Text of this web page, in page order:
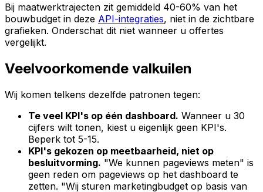
Bij maatwerktrajecten zit gemiddeld 40-60% van het
bouwbudget in deze API-integraties, niet in de zichtbare
grafieken. Onderschat dit niet wanneer u offertes
vergelijkt.
Veelvoorkomende valkuilen
Wij komen telkens dezelfde patronen tegen:
Te veel KPI's op één dashboard. Wanneer u 30
cijfers wilt tonen, kiest u eigenlijk geen KPI's.
Beperk tot 5-15.
KPI's gekozen op meetbaarheid, niet op
besluitvorming. "We kunnen pageviews meten" is
geen reden om pageviews op het dashboard te
zetten. "Wij sturen marketingbudget op basis van